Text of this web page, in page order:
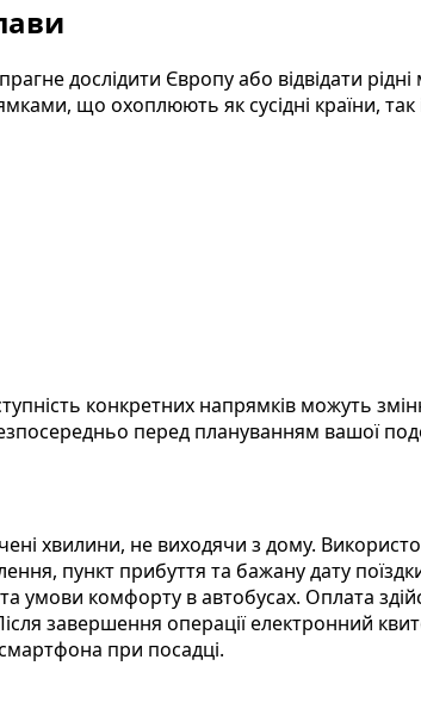
дослідити Європу або відвідати
що охоплюють як сусідні країни, так і
конкретних напрямків можуть
перед плануванням вашої
хвилини, не виходячи з дому.
пункт прибуття та бажану дату
умови комфорту в автобусах. Оплата
завершення операції електронний
при посадці.